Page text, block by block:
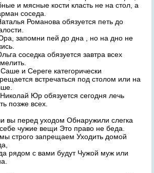
и мясные кости класть не на стол, а
соседа.
Романова обязуется петь до
запомни пей до дна , но на дно не
соседка обязуется завтра всех
и Сереге категорически
встречаться под столом или на
Юр обязуется сегодня лечь
позже всех.
вы перед уходом Обнаружили слегка
чужие вещи Это право не беда.
строго запрещаем Уходить домой
рядом с вами будут Чужой муж или